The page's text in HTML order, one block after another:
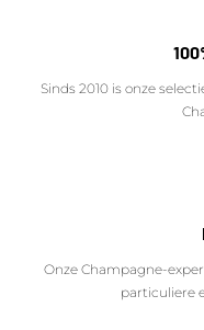
Sinds 2010 is onze
Onze Champagne-
particuliere